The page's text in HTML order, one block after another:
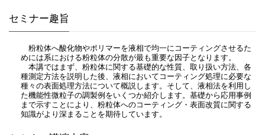
セミナー趣旨
粉粒体へ酸化物やポリマーを液相で均一にコーティングさせるた
めには系における粉粒体の分散が最も重要な因子となります。
本講ではまず、粉粒体に関する基礎的な性質、取り扱い方法、各
種測定方法を説明した後、液相においてコーティング処理に必要な
種々の表面処理方法について概説します。そして、液相法を利用し
た機能性微粒子の調製例をいくつか紹介します。基礎から応用事例
まで示すことにより、粉粒体へのコーティング・表面改質に関する
知識がより深まることを期待しています。